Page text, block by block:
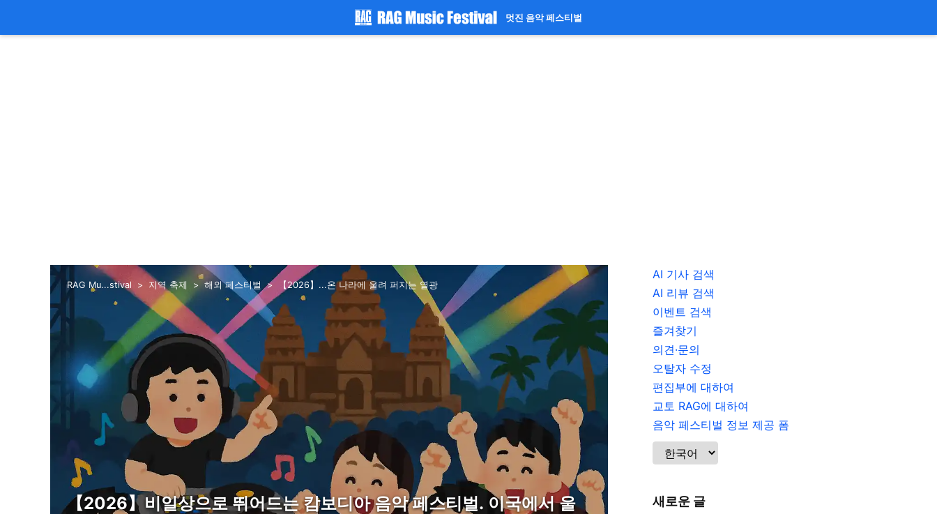
멋진 음악 페스티벌
RAG Mu...stival 지역 축제 해외 페스티벌 【2026】...온 나라에 울려 퍼지는 열광
【2026】비일상으로 뛰어드는 캄보디아 음악 페스티벌. 이국에서 울
AI 기사 검색
AI 리뷰 검색
이벤트 검색
즐겨찾기
의견·문의
오탈자 수정
편집부에 대하여
교토 RAG에 대하여
음악 페스티벌 정보 제공 폼
새로운 글